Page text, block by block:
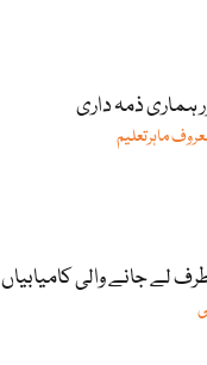
ہماری ذمہ داری
ماہرتعلیم
لے جانے والی کامیابیاں